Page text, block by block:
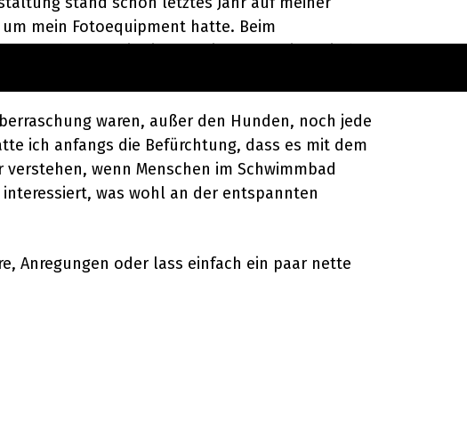
mein Fotoequipment hatte. Beim
zu halten. Es gibt immer einen, der sich, direkt
waren, außer den Hunden, noch jede
ich anfangs die Befürchtung, dass es mit dem
wenn Menschen im Schwimmbad
was wohl an der entspannten
Anregungen oder lass einfach ein paar nette